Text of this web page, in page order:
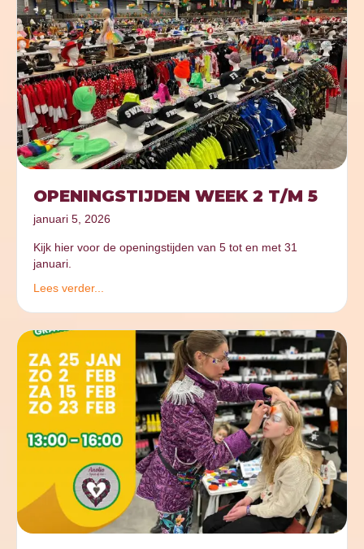
OPENINGSTIJDEN WEEK 2 T/M 5
januari 5, 2026
Kijk hier voor de openingstijden van 5 tot en met 31
januari.
Lees verder...